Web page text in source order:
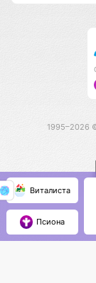
1995–2026
Виталиста
Псиона